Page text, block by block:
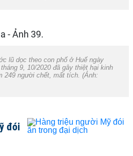
lũ dọc theo con phố ở Huế ngày
9, 10/2020 đã gây thiệt hại kinh
249 người chết, mất tích. (Ảnh:
đói